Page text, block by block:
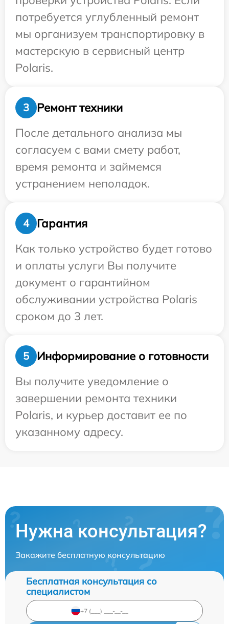
потребуется углубленный ремонт
мы организуем транспортировку в
мастерскую в сервисный центр
Polaris.
3
Ремонт техники
После детального анализа мы
согласуем с вами смету работ,
время ремонта и займемся
устранением неполадок.
4
Гарантия
Как только устройство будет готово
и оплаты услуги Вы получите
документ о гарантийном
обслуживании устройства Polaris
сроком до 3 лет.
5
Информирование о готовности
Вы получите уведомление о
завершении ремонта техники
Polaris, и курьер доставит ее по
указанному адресу.
Нужна консультация?
Закажите бесплатную консультацию
Бесплатная консультация со
специалистом